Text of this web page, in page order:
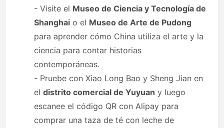
- Visite el Museo de Ciencia y Tecnología de
Shanghai o el Museo de Arte de Pudong
para aprender cómo China utiliza el arte y la
ciencia para contar historias
contemporáneas.
- Pruebe con Xiao Long Bao y Sheng Jian en
el distrito comercial de Yuyuan y luego
escanee el código QR con Alipay para
comprar una taza de té con leche de